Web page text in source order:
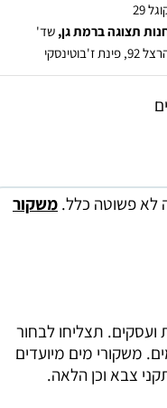
29
תצוגה ברמת גן,שד'
92, פינת ז'בוטינסקי
לא פשוטה כלל. משקור
ועסקים. תצליחו לבחור
משקורי מים מיועדים
צבא וכן הלאה.